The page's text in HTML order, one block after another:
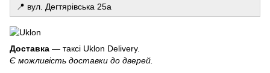
Прозорі кульки з конфеті
Фольговані кулі
Гелеві кульки для дівчинки
Повітряні кульки набір
📍 вул. Дегтярівська 25а
Доставка — таксі Uklon Delivery.
Є можливість доставки до дверей.